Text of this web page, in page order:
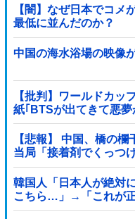
【闇】なぜ日本でコメ
最低に並んだのか？
中国の海水浴場の映像
【批判】ワールドカッ
紙｢BTSが出てきて悪夢
【悲報】 中国、橋の
当局「接着剤でくっつ
ない」
韓国人「日本人が絶対
こちら…」→「これが
ル」＝韓国の反応